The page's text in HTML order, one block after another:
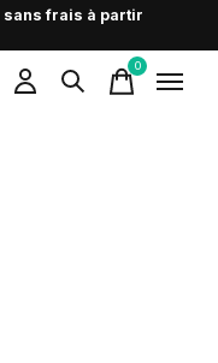
sans frais à partir
0items